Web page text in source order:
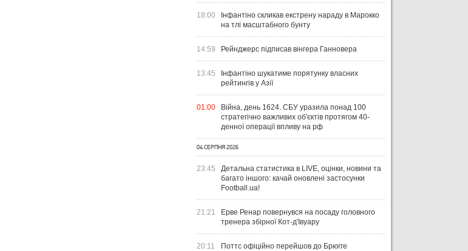
18:00
Інфантіно скликав екстрену нараду в Марокко
на тлі масштабного бунту
14:59 Рейнджерс підписав вінгера Ганновера
13:45
Інфантіно шукатиме порятунку власних
рейтингів у Азії
01:00
Війна, день 1624. СБУ уразила понад 100
стратегічно важливих об'єктів протягом 40-
денної операції впливу на рф
04 СЕРПНЯ 2026
23:45
Детальна статистика в LIVE, оцінки, новини та
багато іншого: качай оновлені застосунки
Football.ua!
21:21
Ерве Ренар повернувся на посаду головного
тренера збірної Кот-д'Івуару
20:11 Поттс офіційно перейшов до Брюгге